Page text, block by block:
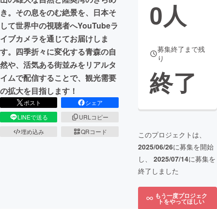
CAMPFIRE for Social Good
CAMPFIRE Creation
CAMPFIREふるさと納税machi-ya コミュニティ
き。その息をのむ絶景を、日本そ
して世界中の視聴者へYouTubeラ
イブカメラを通じてお届けしま
す。四季折々に変化する青森の自
然や、活気ある街並みをリアルタ
イムで配信することで、観光需要
の拡大を目指します！
ポスト
シェア
LINEで送る
URLコピー
埋め込み
QRコード
0人
募集終了まで残
り
終了
このプロジェクトは、
2025/06/26に募集を開始
し、 2025/07/14に募集を
終了しました
もう一度プロジェク
トをやってほしい